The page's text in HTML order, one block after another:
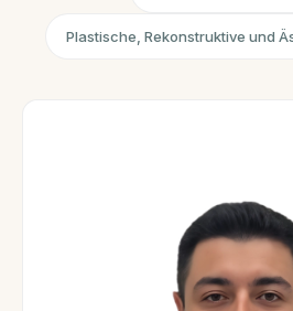
Plastische, Rekonstruktive und